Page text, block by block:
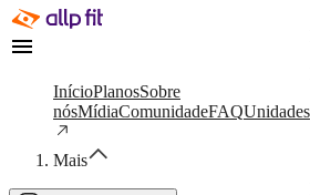
InícioPlanosSobre
nósMídiaComunidadeFAQUnidades
Mais